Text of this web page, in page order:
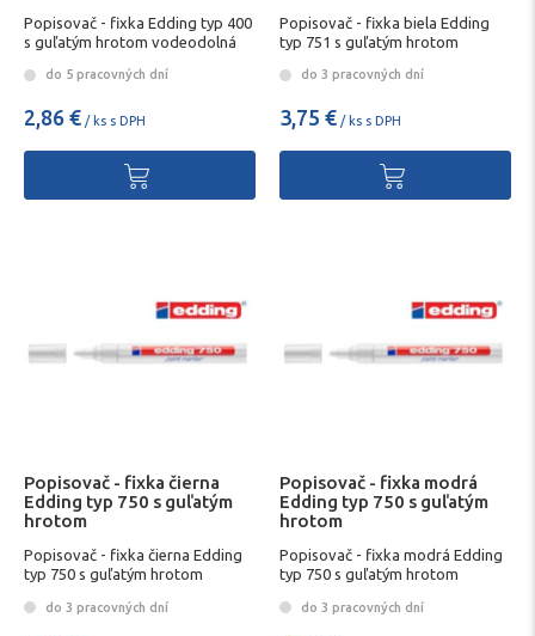
Popisovač - fixka Edding typ 400
s guľatým hrotom vodeodolná
do 5 pracovných dní
2,86 € / ks s DPH
Popisovač - fixka biela Edding
typ 751 s guľatým hrotom
do 3 pracovných dní
3,75 € / ks s DPH
Popisovač - fixka čierna
Edding typ 750 s guľatým
hrotom
Popisovač - fixka čierna Edding
typ 750 s guľatým hrotom
do 3 pracovných dní
Popisovač - fixka modrá
Edding typ 750 s guľatým
hrotom
Popisovač - fixka modrá Edding
typ 750 s guľatým hrotom
do 3 pracovných dní